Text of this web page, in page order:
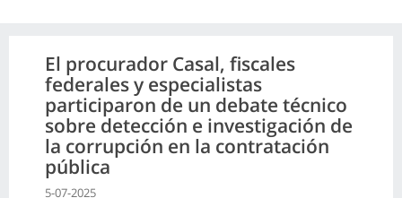
El procurador Casal, fiscales
federales y especialistas
participaron de un debate técnico
sobre detección e investigación de
la corrupción en la contratación
pública
5-07-2025